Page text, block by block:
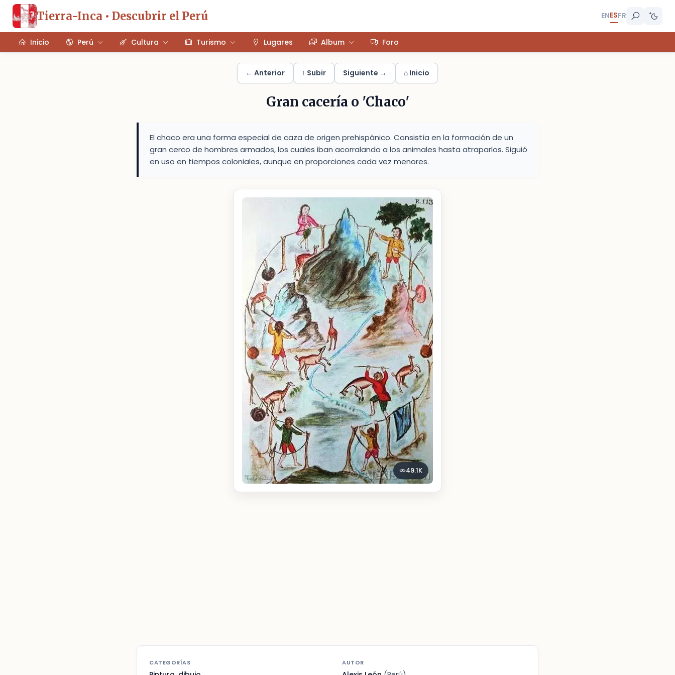
Tierra-Inca • Descubrir el Perú ENESFR
Inicio Perú Cultura Turismo Lugares Album Foro
← Anterior ↑ Subir Siguiente → ⌂ Inicio
Gran cacería o 'Chaco'
El chaco era una forma especial de caza de origen prehispánico. Consistía en la formación de un
gran cerco de hombres armados, los cuales iban acorralando a los animales hasta atraparlos. Siguió
en uso en tiempos coloniales, aunque en proporciones cada vez menores.
49.1K
CATEGORÍAS AUTOR